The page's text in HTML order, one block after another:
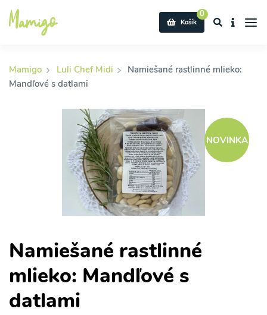
0
Košík
Mamigo Luli Chef Midi
Namiešané rastlinné mlieko:
Mandľové s datlami
Namiešané rastlinné
mlieko: Mandľové s
datlami
NOVINKA